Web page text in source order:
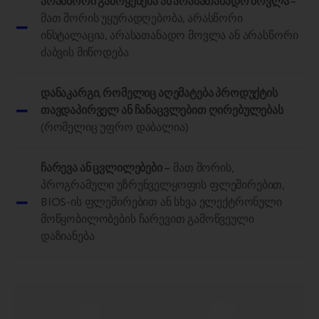
–
მათ შორის უყურადღებობა, არასწორი
ინსტალაცია, არასათანადო მოვლა ან არასწორი
ძაბვის მიწოდება
–
დანაკარგი, რომელიც აღემატება პროდუქტის
თავდაპირველ ან ჩანაცვლებით ღირებულებას
(რომელიც უფრო დაბალია)
–
ჩარევა ან ცვლილებები – მათ შორის,
პროგრამული უზრუნველყოფის ფლეშირებით,
BIOS-ის ფლეშირებით ან სხვა ელექტრონული
მოწყობილობების ჩარევით გამოწვეული
დაზიანება